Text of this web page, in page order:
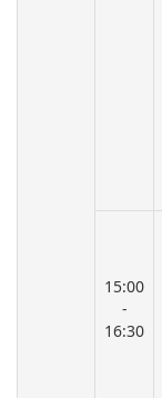
15:00
-
16:30